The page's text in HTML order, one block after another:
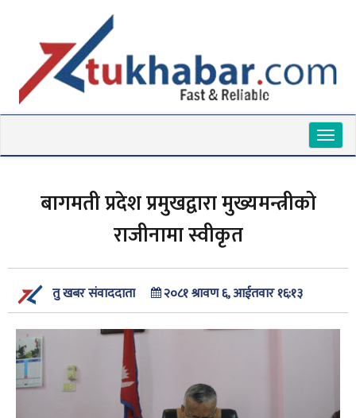
बागमती प्रदेश प्रमुखद्वारा मुख्यमन्त्रीको
राजीनामा स्वीकृत
तु खबर संवाददाता २०८१ श्रावण ६, आईतवार १६:१३